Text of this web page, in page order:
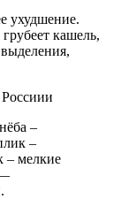
ухудшение.
кашель,
–
– мелкие
—